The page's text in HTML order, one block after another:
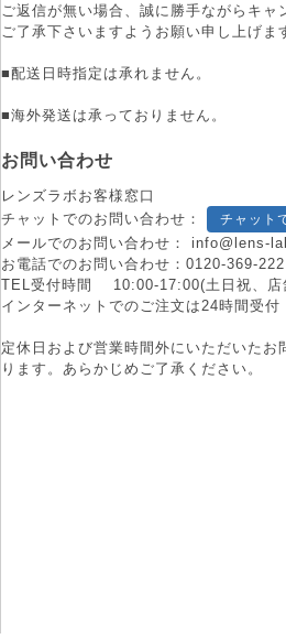
ご返信が無い場合、誠に勝手ながらキャ
ご了承下さいますようお願い申し上げま
■配送日時指定は承れません。
■海外発送は承っておりません。
お問い合わせ
レンズラボお客様窓口
チャットでのお問い合わせ：
チャット
メールでのお問い合わせ： info@lens-
お電話でのお問い合わせ： 0120-369-222
TEL受付時間 10:00-17:00(土日祝、店
インターネットでのご注文は24時間受付
定休日および営業時間外にいただいた
ります。あらかじめご了承ください。